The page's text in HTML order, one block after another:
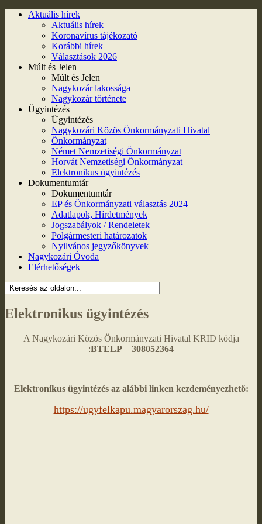
Aktuális hírek
Aktuális hírek
Koronavírus tájékozató
Korábbi hírek
Választások 2026
Múlt és Jelen
Múlt és Jelen
Nagykozár lakossága
Nagykozár története
Ügyintézés
Ügyintézés
Nagykozári Közös Önkormányzati Hivatal
Önkormányzat
Német Nemzetiségi Önkormányzat
Horvát Nemzetiségi Önkormányzat
Elektronikus ügyintézés
Dokumentumtár
Dokumentumtár
EP és Önkormányzati választás 2024
Adatlapok, Hírdetmények
Jogszabályok / Rendeletek
Polgármesteri határozatok
Nyilvános jegyzőkönyvek
Nagykozári Óvoda
Elérhetőségek
Elektronikus ügyintézés
A Nagykozári Közös Önkormányzati Hivatal KRID kódja
:BTELP 308052364
Elektronikus ügyintézés az alábbi linken kezdeményezhető:
https://ugyfelkapu.magyarorszag.hu/